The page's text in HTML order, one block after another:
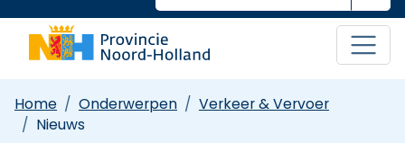
Home Onderwerpen
Verkeer & Vervoer
Nieuws